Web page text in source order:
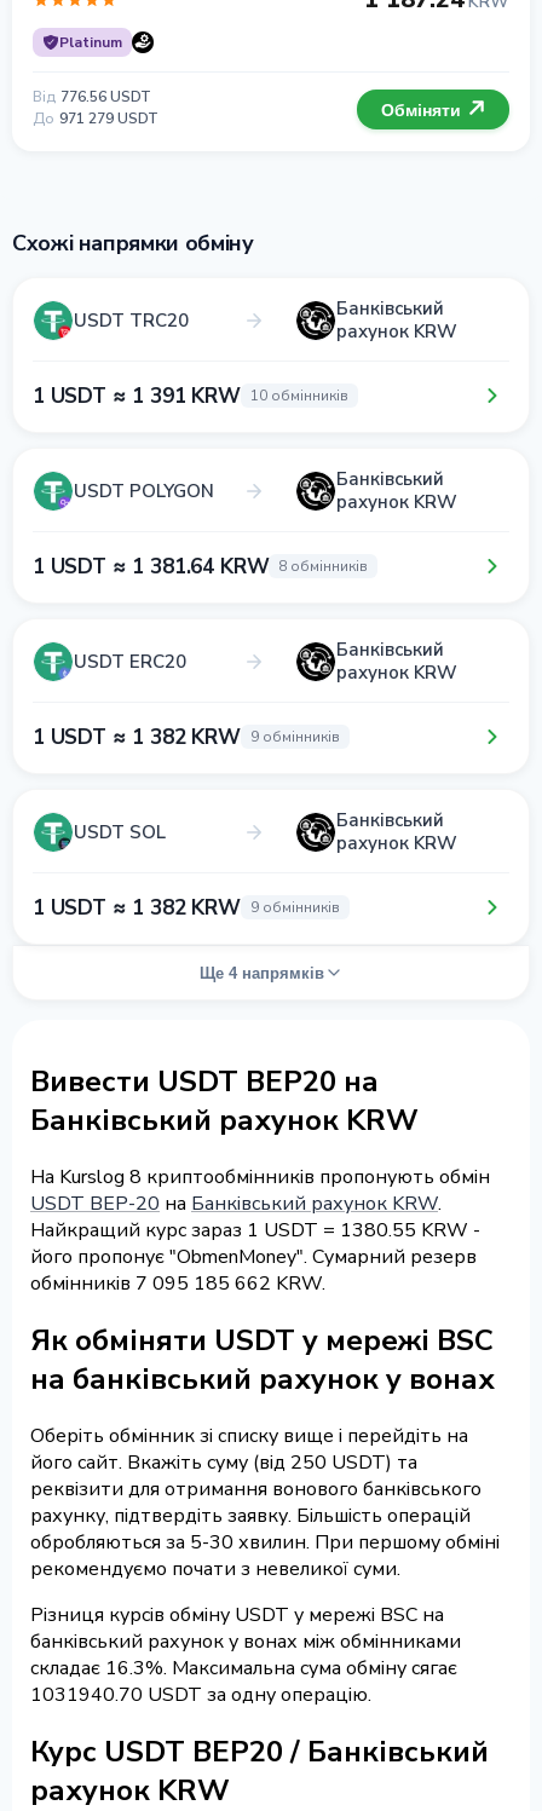
Platinum
Від 776.56 USDT
До 971 279 USDT Обміняти
Схожі напрямки обміну
USDT TRC20
Банківський
рахунок KRW
1 USDT ≈ 1 391 KRW 10 обмінників
USDT POLYGON
Банківський
рахунок KRW
1 USDT ≈ 1 381.64 KRW 8 обмінників
USDT ERC20
Банківський
рахунок KRW
1 USDT ≈ 1 382 KRW 9 обмінників
USDT SOL
Банківський
рахунок KRW
1 USDT ≈ 1 382 KRW 9 обмінників
Ще 4 напрямків
Вивести USDT BEP20 на
Банківський рахунок KRW
На Kurslog 8 криптообмінників пропонують обмін
USDT BEP-20 на Банківський рахунок KRW.
Найкращий курс зараз 1 USDT = 1380.55 KRW -
його пропонує "ObmenMoney". Сумарний резерв
обмінників 7 095 185 662 KRW.
Як обміняти USDT у мережі BSC
на банківський рахунок у вонах
Оберіть обмінник зі списку вище і перейдіть на
його сайт. Вкажіть суму (від 250 USDT) та
реквізити для отримання вонового банківського
рахунку, підтвердіть заявку. Більшість операцій
обробляються за 5-30 хвилин. При першому обміні
рекомендуємо почати з невеликої суми.
Різниця курсів обміну USDT у мережі BSC на
банківський рахунок у вонах між обмінниками
складає 16.3%. Максимальна сума обміну сягає
1031940.70 USDT за одну операцію.
Курс USDT BEP20 / Банківський
рахунок KRW